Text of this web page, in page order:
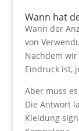
Wann hat
Wann der
von
Nachdem
Eindruck ist,
Aber muss
Die Antwort
Kleidung